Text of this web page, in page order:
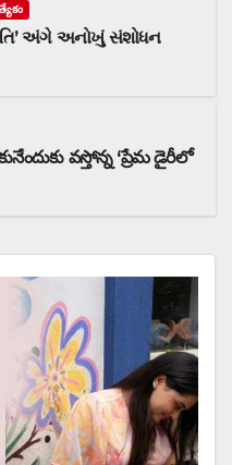
અંગે અનોખું સંશોધન
వస్తోన్న ‘ప్రేమ డైరీలో